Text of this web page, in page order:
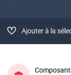
Ajouter à la